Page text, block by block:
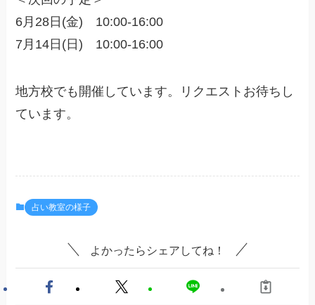
6月28日(金) 10:00-16:00
7月14日(日) 10:00-16:00
地方校でも開催しています。リクエストお待ちし
ています。
占い教室の様子
よかったらシェアしてね！